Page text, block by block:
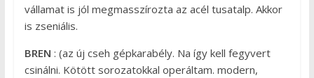
vállamat is jól megmasszírozta az acél tusatalp. Akkor
is zseniális.
BREN : (az új cseh gépkarabély. Na így kell fegyvert
csinálni. Kötött sorozatokkal operáltam. modern,